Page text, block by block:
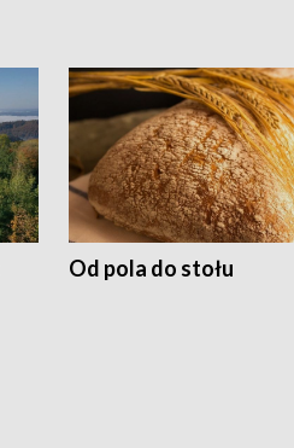
Od pola do stołu